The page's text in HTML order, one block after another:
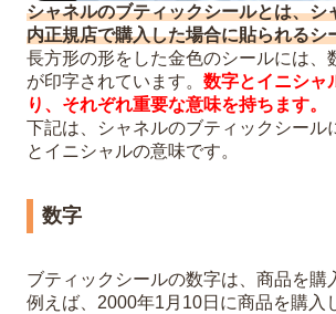
シャネルのブティックシールとは、シ
内正規店で購入した場合に貼られるシ
長方形の形をした金色のシールには、
が印字されています。 数字とイニシャ
り、それぞれ重要な意味を持ちます。
下記は、シャネルのブティックシール
とイニシャルの意味です。
数字
ブティックシールの数字は、商品を購
例えば、2000年1月10日に商品を購入